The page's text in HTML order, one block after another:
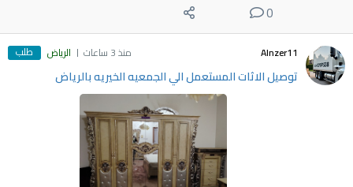
0
Alnzer11 منذ 3 ساعات الرياض طلب
توصيل الاثات المستعمل الي الجمعيه الخيريه بالرياض